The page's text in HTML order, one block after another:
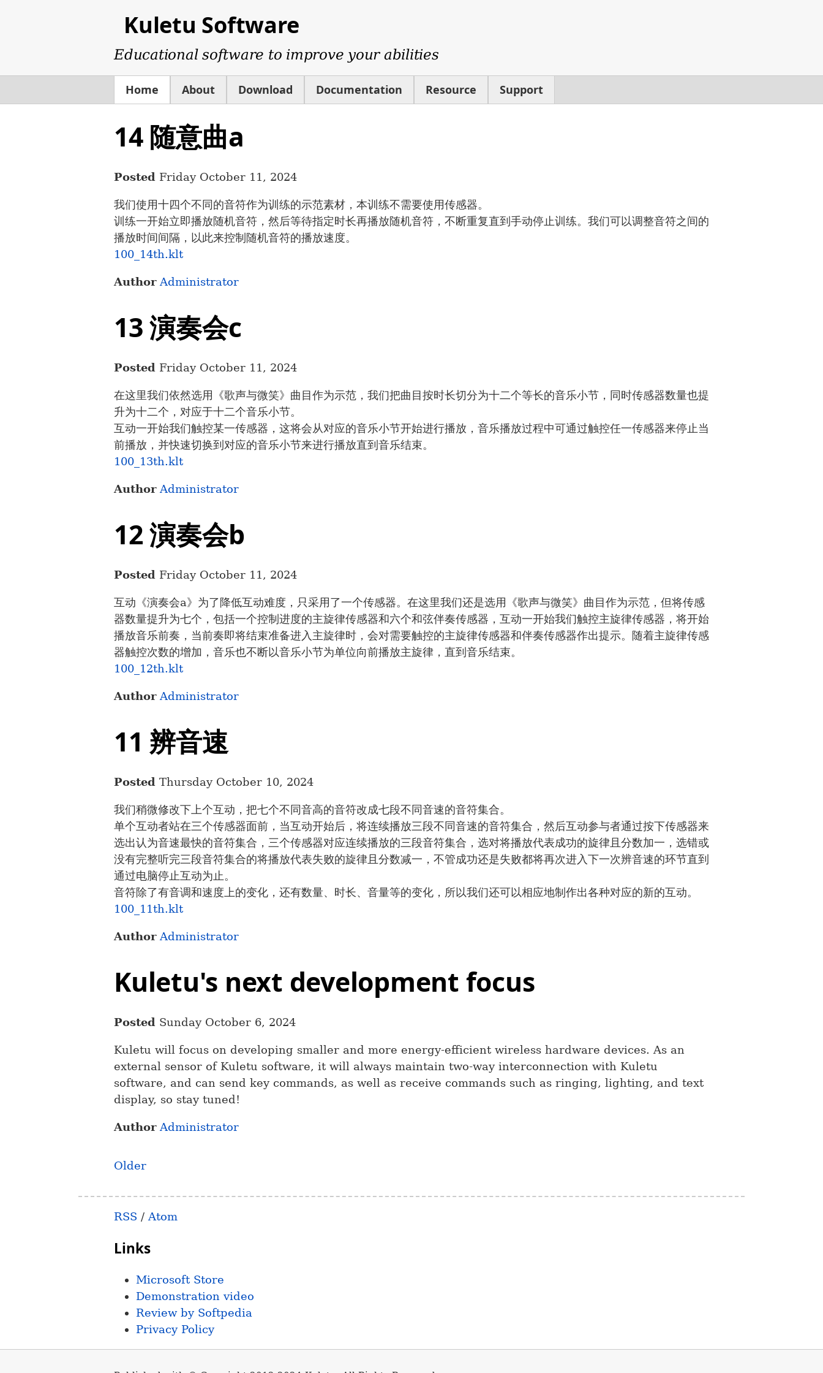
Kuletu Software
Educational software to improve your abilities
Home About Download Documentation Resource Support
14 随意曲a
Posted Friday October 11, 2024
我们使用十四个不同的音符作为训练的示范素材，本训练不需要使用传感器。
训练一开始立即播放随机音符，然后等待指定时长再播放随机音符，不断重复直到手动停止训练。我们可以调整音符之间的
播放时间间隔，以此来控制随机音符的播放速度。
100_14th.klt
AuthorAdministrator
13 演奏会c
Posted Friday October 11, 2024
在这里我们依然选用《歌声与微笑》曲目作为示范，我们把曲目按时长切分为十二个等长的音乐小节，同时传感器数量也提
升为十二个，对应于十二个音乐小节。
互动一开始我们触控某一传感器，这将会从对应的音乐小节开始进行播放，音乐播放过程中可通过触控任一传感器来停止当
前播放，并快速切换到对应的音乐小节来进行播放直到音乐结束。
100_13th.klt
AuthorAdministrator
12 演奏会b
Posted Friday October 11, 2024
互动《演奏会a》为了降低互动难度，只采用了一个传感器。在这里我们还是选用《歌声与微笑》曲目作为示范，但将传感
器数量提升为七个，包括一个控制进度的主旋律传感器和六个和弦伴奏传感器，互动一开始我们触控主旋律传感器，将开始
播放音乐前奏，当前奏即将结束准备进入主旋律时，会对需要触控的主旋律传感器和伴奏传感器作出提示。随着主旋律传感
器触控次数的增加，音乐也不断以音乐小节为单位向前播放主旋律，直到音乐结束。
100_12th.klt
Author Administrator
11 辨音速
Posted Thursday October 10, 2024
我们稍微修改下上个互动，把七个不同音高的音符改成七段不同音速的音符集合。
单个互动者站在三个传感器面前，当互动开始后，将连续播放三段不同音速的音符集合，然后互动参与者通过按下传感器来
选出认为音速最快的音符集合，三个传感器对应连续播放的三段音符集合，选对将播放代表成功的旋律且分数加一，选错或
没有完整听完三段音符集合的将播放代表失败的旋律且分数减一，不管成功还是失败都将再次进入下一次辨音速的环节直到
通过电脑停止互动为止。
音符除了有音调和速度上的变化，还有数量、时长、音量等的变化，所以我们还可以相应地制作出各种对应的新的互动。
100_11th.klt
Author Administrator
Kuletu's next development focus
Posted Sunday October 6, 2024
Kuletu will focus on developing smaller and more energy-efficient wireless hardware devices. As an
external sensor of Kuletu software, it will always maintain two-way interconnection with Kuletu
software, and can send key commands, as well as receive commands such as ringing, lighting, and text
display, so stay tuned!
Author Administrator
Older
RSS / Atom
Links
Microsoft Store
Demonstration video
Review by Softpedia
Privacy Policy